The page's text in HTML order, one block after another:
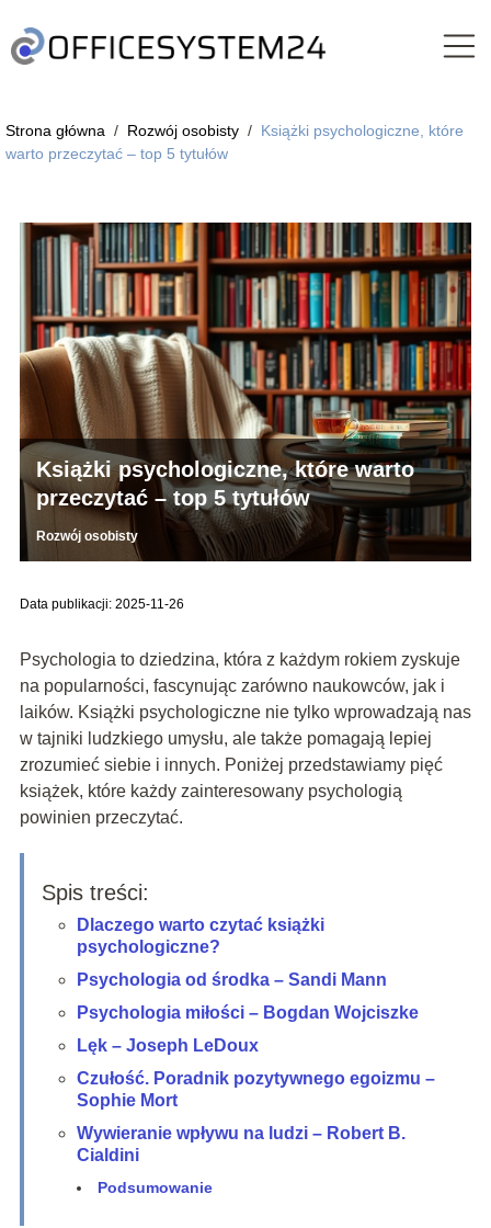
Strona główna / Rozwój osobisty / Książki psychologiczne, które
warto przeczytać – top 5 tytułów
Książki psychologiczne, które warto
przeczytać – top 5 tytułów
Rozwój osobisty
Data publikacji: 2025-11-26
Psychologia to dziedzina, która z każdym rokiem zyskuje
na popularności, fascynując zarówno naukowców, jak i
laików. Książki psychologiczne nie tylko wprowadzają nas
w tajniki ludzkiego umysłu, ale także pomagają lepiej
zrozumieć siebie i innych. Poniżej przedstawiamy pięć
książek, które każdy zainteresowany psychologią
powinien przeczytać.
Spis treści:
Dlaczego warto czytać książki
psychologiczne?
Psychologia od środka – Sandi Mann
Psychologia miłości – Bogdan Wojciszke
Lęk – Joseph LeDoux
Czułość. Poradnik pozytywnego egoizmu –
Sophie Mort
Wywieranie wpływu na ludzi – Robert B.
Cialdini
Podsumowanie